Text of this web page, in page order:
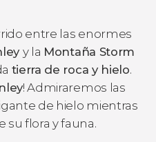
entre las enormes
y la Montaña Storm
tierra de roca y hielo.
! Admiraremos las
de hielo mientras
flora y fauna.